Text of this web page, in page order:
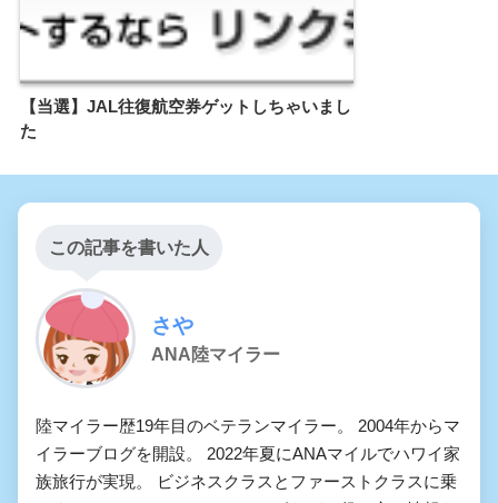
【当選】JAL往復航空券ゲットしちゃいまし
た
この記事を書いた人
さや
ANA陸マイラー
陸マイラー歴19年目のベテランマイラー。 2004年からマ
イラーブログを開設。 2022年夏にANAマイルでハワイ家
族旅行が実現。 ビジネスクラスとファーストクラスに乗